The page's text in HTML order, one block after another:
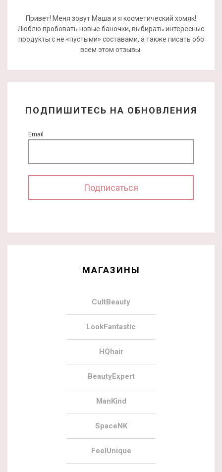
Привет! Меня зовут Маша и я косметический хомяк!
Люблю пробовать новые баночки, выбирать интересные
продукты с не «пустыми» составами, а также писать обо
всем этом отзывы.
ПОДПИШИТЕСЬ НА ОБНОВЛЕНИЯ
Email
МАГАЗИНЫ
CultBeauty
LookFantastic
HQhair
BeautyExpert
ManKind
SpaceNK
FeelUnique